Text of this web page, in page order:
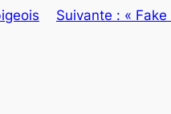
Suivante : «